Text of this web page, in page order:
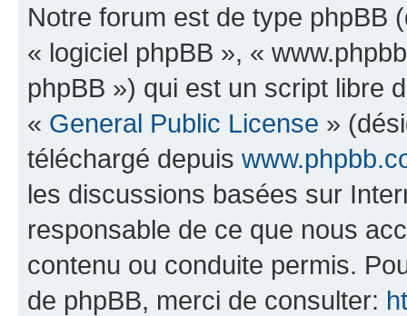
Notre forum est de type phpBB
« logiciel phpBB », «
phpBB ») qui est un script libre
« General Public License »
téléchargé depuis
les discussions basées sur
responsable de ce que nous
contenu ou conduite permis.
de phpBB, merci de consulter: